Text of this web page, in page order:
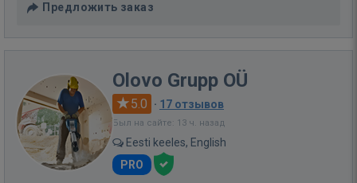
Предложить заказ
Olovo Grupp OÜ
5.0 · 17 отзывов
Был на сайте: 13 ч. назад
Eesti keeles, English
PRO